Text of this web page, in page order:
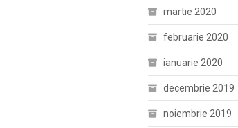
martie 2020
februarie 2020
ianuarie 2020
decembrie 2019
noiembrie 2019